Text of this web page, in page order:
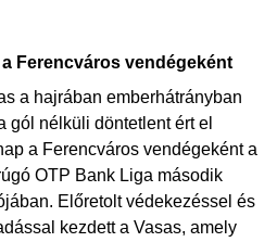
Ferencváros vendégeként
a hajrában emberhátrányban
gól nélküli döntetlent ért el
a Ferencváros vendégeként a
OTP Bank Liga második
Előretolt védekezéssel és
kezdett a Vasas, amely